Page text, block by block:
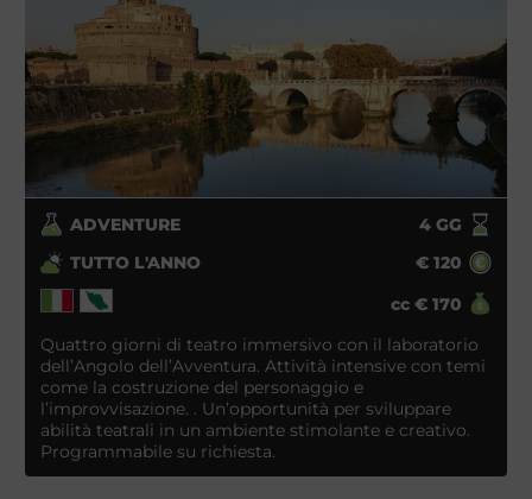
ADVENTURE 4GG
TUTTO L'ANNO
€ 120
cc € 170
Quattro giorni di teatro immersivo con il laboratorio
dell’Angolo dell’Avventura. Attività intensive con temi
come la costruzione del personaggio e
l’improvvisazione. . Un’opportunità per sviluppare
abilità teatrali in un ambiente stimolante e creativo.
Programmabile su richiesta.